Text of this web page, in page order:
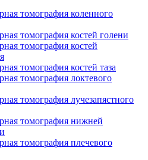
томография коленного
томография костей голени
томография костей
томография костей таза
томография локтевого
томография лучезапястного
томография нижней
томография плечевого